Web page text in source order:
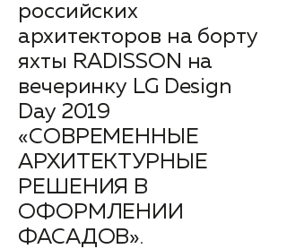
российских
архитекторов на борту
яхты RADISSON на
вечеринку LG Design
Day 2019
«СОВРЕМЕННЫЕ
АРХИТЕКТУРНЫЕ
РЕШЕНИЯ В
ОФОРМЛЕНИИ
ФАСАДОВ».